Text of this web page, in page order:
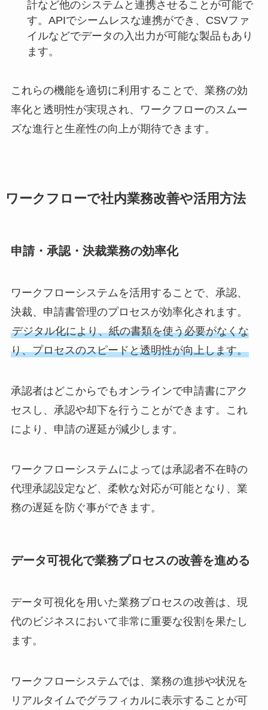
計など他のシステムと連携させることが可能で
す。APIでシームレスな連携ができ、CSVファ
イルなどでデータの入出力が可能な製品もあり
ます。
これらの機能を適切に利用することで、業務の効
率化と透明性が実現され、ワークフローのスムー
ズな進行と生産性の向上が期待できます。
ワークフローで社内業務改善や活用方法
申請・承認・決裁業務の効率化
ワークフローシステムを活用することで、承認、
決裁、申請書管理のプロセスが効率化されます。
デジタル化により、紙の書類を使う必要がなくな
り、プロセスのスピードと透明性が向上します。
承認者はどこからでもオンラインで申請書にアク
セスし、承認や却下を行うことができます。これ
により、申請の遅延が減少します。
ワークフローシステムによっては承認者不在時の
代理承認設定など、柔軟な対応が可能となり、業
務の遅延を防ぐ事ができます。
データ可視化で業務プロセスの改善を進める
データ可視化を用いた業務プロセスの改善は、現
代のビジネスにおいて非常に重要な役割を果たし
ます。
ワークフローシステムでは、業務の進捗や状況を
リアルタイムでグラフィカルに表示することが可